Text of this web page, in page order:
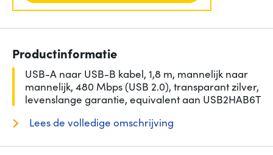
Productinformatie
USB-A naar USB-B kabel, 1,8 m, mannelijk naar
mannelijk, 480 Mbps (USB 2.0), transparant zilver,
levenslange garantie, equivalent aan USB2HAB6T
Lees de volledige omschrijving